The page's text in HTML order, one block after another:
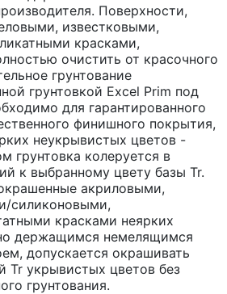
Поверхности,
известковыми,
красками,
очистить от красочного
грунтование
грунтовкой Excel Prim под
для гарантированного
финишного покрытия,
неукрывистых цветов -
грунтовка колеруется в
к выбранному цвету базы Tr.
акриловыми,
силиконовыми,
красками неярких
держащимся немелящимся
допускается окрашивать
Tr укрывистых цветов без
грунтования.